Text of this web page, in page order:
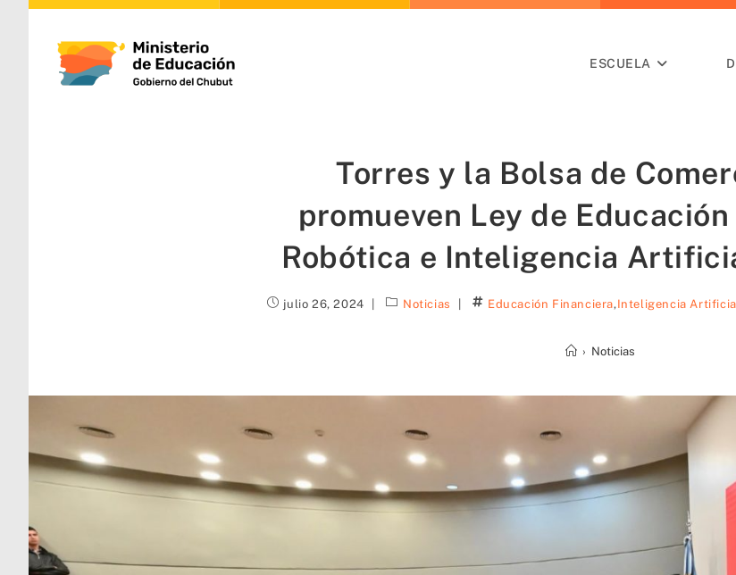
ESCUELA
Torres y la Bolsa de
promueven Ley de
Robótica e Inteligencia
julio 26, 2024 Noticias Educación Financiera,Inteligencia
› Noticias